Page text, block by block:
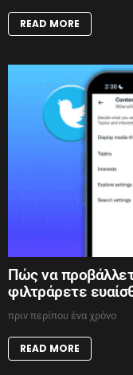
READ MORE
Πώς να
φιλτράρετε
πριν περίπου ένα χρόνο
READ MORE